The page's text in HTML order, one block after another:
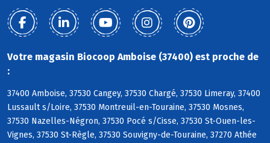
Votre magasin Biocoop Amboise (37400) est proche de
:
37400 Amboise, 37530 Cangey, 37530 Chargé, 37530 Limeray, 37400
Lussault s/Loire, 37530 Montreuil-en-Touraine, 37530 Mosnes,
37530 Nazelles-Négron, 37530 Pocé s/Cisse, 37530 St-Ouen-les-
Vignes, 37530 St-Règle, 37530 Souvigny-de-Touraine, 37270 Athée